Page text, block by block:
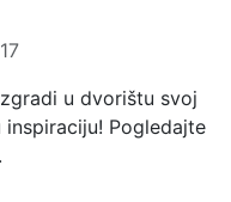
u dvorištu svoj
Pogledajte